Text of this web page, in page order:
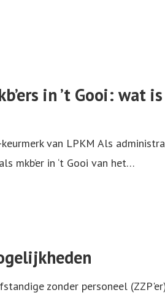
in ’t Gooi: wat
van LPKM Als
mkb’er in ‘t Gooi van het…
zonder personeel